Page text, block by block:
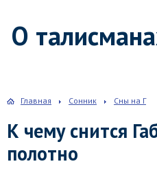
О
Главная Сонник Сны на Г
К чему снится
полотно